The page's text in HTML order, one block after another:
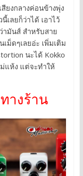
ยงกลางค่อนข้างพุ่ง
เลยก็ว่าได้ เอาไว้
ามันส์ สำหรับสาย
ม็ดๆเลยอ่ะ เพิ่มเติม
นะได้ Kokko
แห้ง แต่จะทำให้
างร้าน